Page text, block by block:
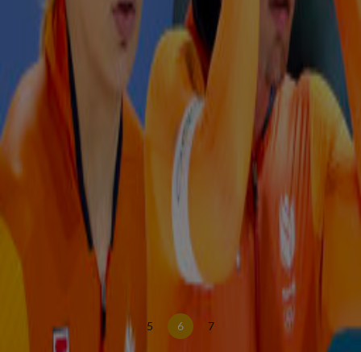
NOS-analisten dragen 'Jorrit Bergsma-mattie' rondom bronzen medaille op Olympische
13 feb, 18:11
40-jarige Jorrit Bergsma grijpt op Olympische Spelen brons op de 10 kilometer!
13 feb, 17:55
Woedeaanval Erben Wennemars rond race zoon Joep: ‘Ik heb nog nooit iemand zo kwaad
gezien’
13 feb, 10:55
Video: Jens van 't Wout bezorgt shorttrackers tweede goud op Olympische Spelen!
Video: Xandra Velzeboer verovert olympisch goud op 500 meter shorttrack!
12 feb, 21:35
Merel Conijn pakt zilver na spannende ontknoping op de 5000 meter!
12 feb, 17:48
Jutta Leerdam richt zich tot Joep Wennemars na dramatisch verlopen 1000 meter
5 6 7